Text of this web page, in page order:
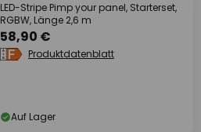
LED-Stripe Pimp your panel, Starterset,
RGBW, Länge 2,6 m
58,90 €
Produktdatenblatt
Auf Lager